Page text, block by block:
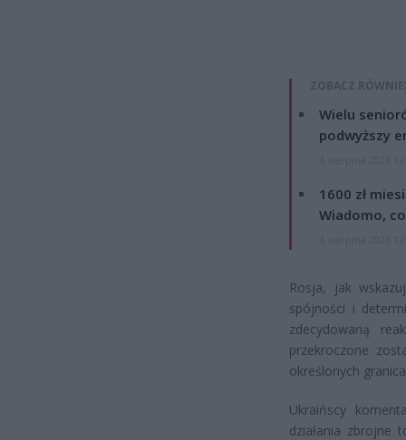
ZOBACZ
Wielu
podwyższy
1600 zł
Wiadomo,
Rosja, jak
spójności i
zdecydowaną
przekroczone
określonych
Ukraińscy
działania zbrojne